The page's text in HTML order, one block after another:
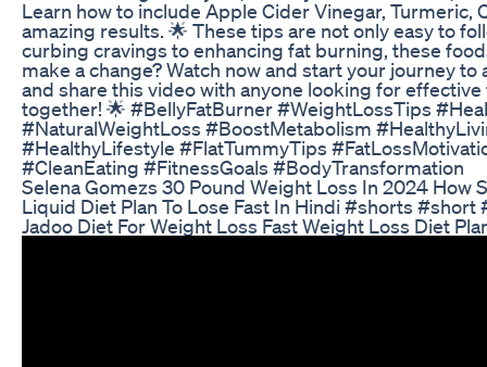
Learn how to include Apple Cider Vinegar,
amazing results. 🌟 These tips are not only easy to
curbing cravings to enhancing fat burning, these
make a change? Watch now and start your journey
and share this video with anyone looking for
together! 🌟 #BellyFatBurner #WeightLossTips
#NaturalWeightLoss #BoostMetabolism
#HealthyLifestyle #FlatTummyTips
#CleanEating #FitnessGoals #BodyTransformation
Selena Gomezs 30 Pound Weight Loss In 2024 How
Liquid Diet Plan To Lose Fast In Hindi #shorts
Jadoo Diet For Weight Loss Fast Weight Loss Diet